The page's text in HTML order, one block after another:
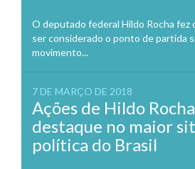
O deputado federal Hildo Rocha fez
ser considerado o ponto de partida
movimento...
7 DE MARÇO DE 2018
Ações de Hildo
destaque no maior
política do Brasil